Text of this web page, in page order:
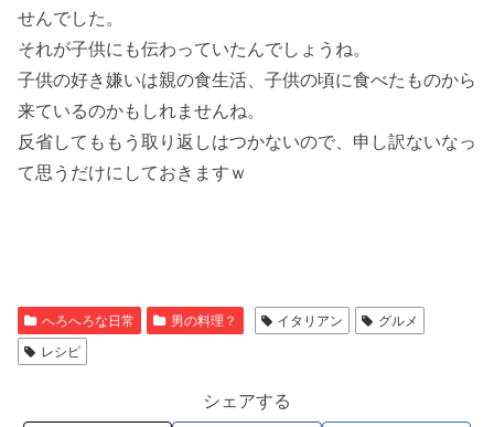
せんでした。
それが子供にも伝わっていたんでしょうね。
子供の好き嫌いは親の食生活、子供の頃に食べたものから
来ているのかもしれませんね。
反省してももう取り返しはつかないので、申し訳ないなっ
て思うだけにしておきますｗ
へろへろな日常 男の料理？ イタリアン
グルメ
レシピ
シェアする